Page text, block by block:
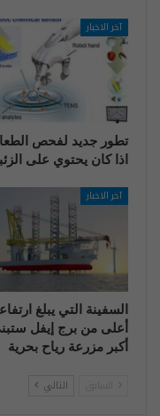
آخر الاخبار
تطور جديد لفحص
اذا كان يحتوي على
آخر الاخبار
السفينة التي يبلغ
أعلى من برج إيفل
أكبر مزرعة رياح بحرية
التالي